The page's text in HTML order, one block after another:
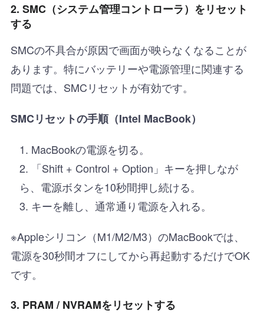
2. SMC（システム管理コントローラ）をリセット
する
SMCの不具合が原因で画面が映らなくなることが
あります。特にバッテリーや電源管理に関連する
問題では、SMCリセットが有効です。
SMCリセットの手順（Intel MacBook）
MacBookの電源を切る。
「Shift + Control + Option」キーを押しなが
ら、電源ボタンを10秒間押し続ける。
キーを離し、通常通り電源を入れる。
※Appleシリコン（M1/M2/M3）のMacBookでは、
電源を30秒間オフにしてから再起動するだけでOK
です。
3. PRAM / NVRAMをリセットする